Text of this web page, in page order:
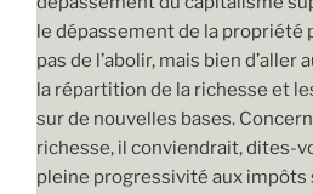
le dépassement de la propriété
pas de l’abolir, mais bien d’aller
la répartition de la richesse et
sur de nouvelles bases.
richesse, il conviendrait, dites-
pleine progressivité aux impôts